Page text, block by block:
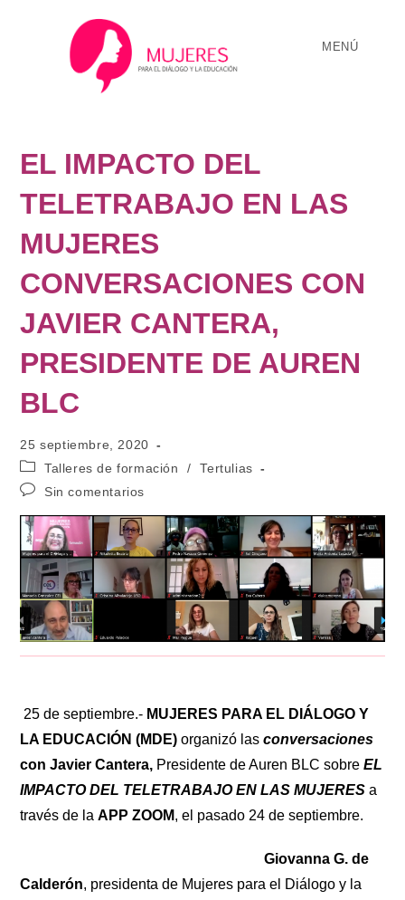
MENÚ
EL IMPACTO DEL
TELETRABAJO EN LAS
MUJERES
CONVERSACIONES CON
JAVIER CANTERA,
PRESIDENTE DE AUREN
BLC
25 septiembre, 2020
Talleres de formación
/
Tertulias
Sin comentarios
25 de septiembre.- MUJERES PARA EL DIÁLOGO Y
LA EDUCACIÓN (MDE) organizó lasconversaciones
con Javier Cantera, Presidente de Auren BLC sobreEL
IMPACTO DEL TELETRABAJO EN LAS MUJERES a
través de laAPP ZOOM, el pasado 24 de septiembre.
Giovanna G. de
Calderón, presidenta de Mujeres para el Diálogo y la